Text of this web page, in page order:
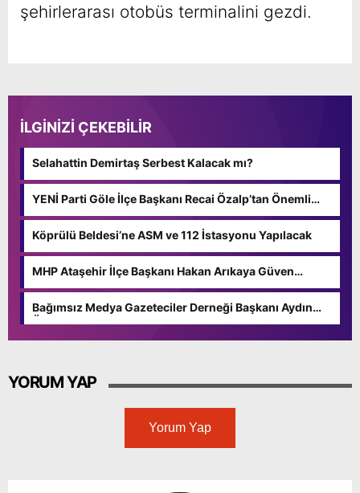
şehirlerarası otobüs terminalini gezdi.
İLGİNİZİ ÇEKEBİLİR
Selahattin Demirtaş Serbest Kalacak mı?
YENİ Parti Göle İlçe Başkanı Recai Özalp’tan Önemli
Köprülü Beldesi’ne ASM ve 112 İstasyonu Yapılacak
MHP Ataşehir İlçe Başkanı Hakan Arıkaya Güven
Bağımsız Medya Gazeteciler Derneği Başkanı Aydın
Özgün Güven Tazeledi
YORUM YAP
Yorum Yap